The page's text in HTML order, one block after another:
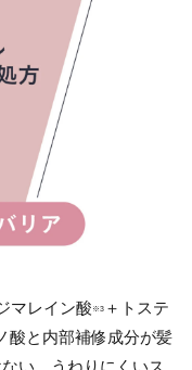
マレイン酸 ※3 ＋トステ
酸と内部補修成分が髪